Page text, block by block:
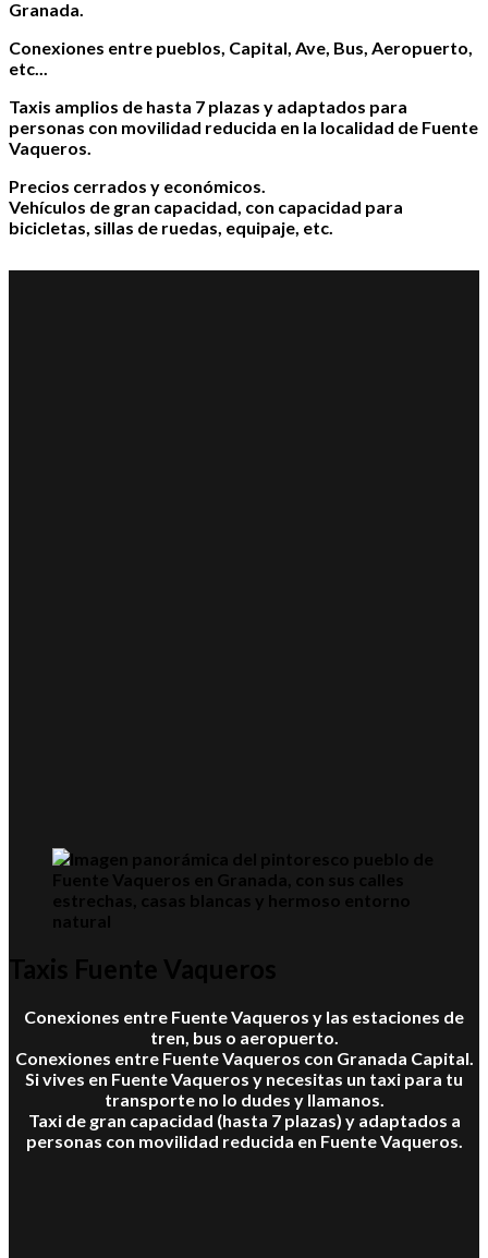
Granada.
Conexiones entre pueblos, Capital, Ave, Bus, Aeropuerto,
etc...
Taxis amplios de hasta 7 plazas y adaptados para
personas con movilidad reducida en la localidad de Fuente
Vaqueros.
Precios cerrados y económicos.
Vehículos de gran capacidad, con capacidad para
bicicletas, sillas de ruedas, equipaje, etc.
Conexiones entre Fuente Vaqueros y las estaciones de
tren, bus o aeropuerto.
Conexiones entre Fuente Vaqueros con Granada Capital.
Si vives en Fuente Vaqueros y necesitas un taxi para tu
transporte no lo dudes y llamanos.
Taxi de gran capacidad (hasta 7 plazas) y adaptados a
personas con movilidad reducida en Fuente Vaqueros.